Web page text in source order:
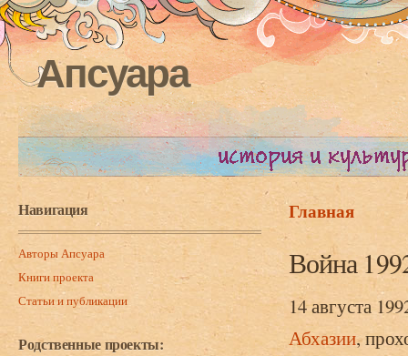
Апсуара
Навигация
Авторы Апсуара
Книги проекта
Статьи и публикации
Родственные проекты:
Вы здесь
Главная
Война
14 августа
Абхазии,